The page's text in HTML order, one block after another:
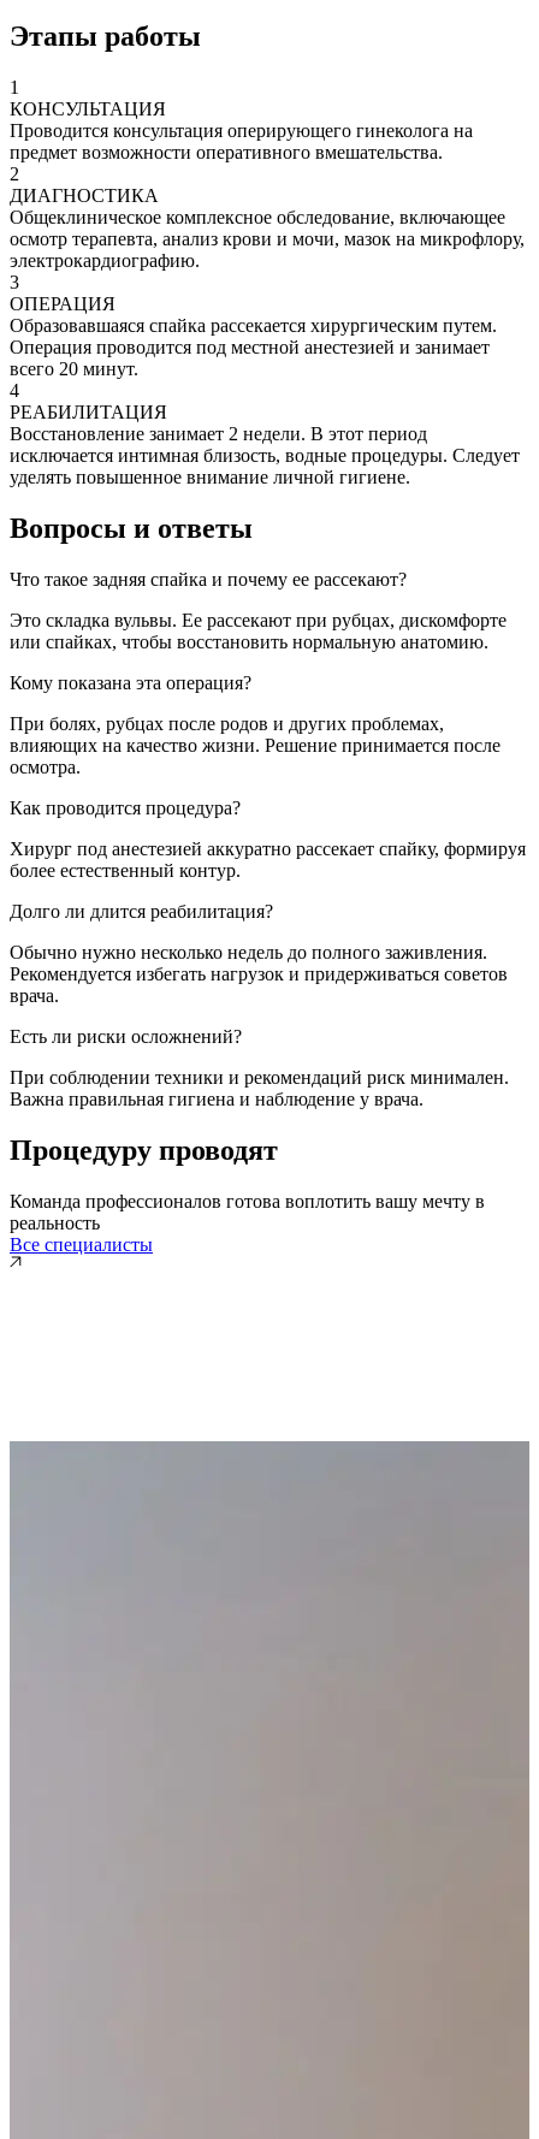
Этапы работы
1
КОНСУЛЬТАЦИЯ
Проводится консультация оперирующего гинеколога на
предмет возможности оперативного вмешательства.
2
ДИАГНОСТИКА
Общеклиническое комплексное обследование, включающее
осмотр терапевта, анализ крови и мочи, мазок на микрофлору,
электрокардиографию.
3
ОПЕРАЦИЯ
Образовавшаяся спайка рассекается хирургическим путем.
Операция проводится под местной анестезией и занимает
всего 20 минут.
4
РЕАБИЛИТАЦИЯ
Восстановление занимает 2 недели. В этот период
исключается интимная близость, водные процедуры. Следует
уделять повышенное внимание личной гигиене.
Вопросы и ответы
Что такое задняя спайка и почему ее рассекают?
Это складка вульвы. Ее рассекают при рубцах, дискомфорте
или спайках, чтобы восстановить нормальную анатомию.
Кому показана эта операция?
При болях, рубцах после родов и других проблемах,
влияющих на качество жизни. Решение принимается после
осмотра.
Как проводится процедура?
Хирург под анестезией аккуратно рассекает спайку, формируя
более естественный контур.
Долго ли длится реабилитация?
Обычно нужно несколько недель до полного заживления.
Рекомендуется избегать нагрузок и придерживаться советов
врача.
Есть ли риски осложнений?
При соблюдении техники и рекомендаций риск минимален.
Важна правильная гигиена и наблюдение у врача.
Процедуру проводят
Команда профессионалов готова воплотить вашу мечту в
реальность
Все специалисты